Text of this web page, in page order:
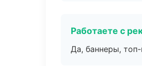
Работаете с
Да, баннеры,